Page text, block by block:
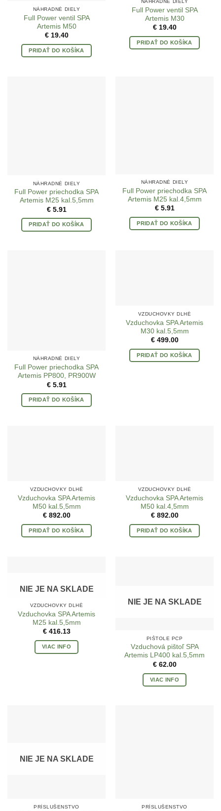
NÁHRADNÉ DIELY
Full Power ventil SPA
Artemis M50
€19.40
PRIDAŤ DO KOŠÍKA
NÁHRADNÉ DIELY
Full Power ventil SPA
Artemis M30
€19.40
PRIDAŤ DO KOŠÍKA
NÁHRADNÉ DIELY
Full Power priechodka SPA
Artemis M25 kal.5,5mm
€5.91
PRIDAŤ DO KOŠÍKA
NÁHRADNÉ DIELY
Full Power priechodka SPA
Artemis M25 kal.4,5mm
€5.91
PRIDAŤ DO KOŠÍKA
NÁHRADNÉ DIELY
Full Power priechodka SPA
Artemis PP800, PR900W
€5.91
PRIDAŤ DO KOŠÍKA
VZDUCHOVKY DLHÉ
Vzduchovka SPA Artemis
M30 kal.5,5mm
€499.00
PRIDAŤ DO KOŠÍKA
VZDUCHOVKY DLHÉ
Vzduchovka SPA Artemis
M50 kal.5,5mm
€892.00
PRIDAŤ DO KOŠÍKA
VZDUCHOVKY DLHÉ
Vzduchovka SPA Artemis
M50 kal.4,5mm
€892.00
PRIDAŤ DO KOŠÍKA
NIE JE NA SKLADE
VZDUCHOVKY DLHÉ
Vzduchovka SPA Artemis
M25 kal.5,5mm
€416.13
VIAC INFO
NIE JE NA SKLADE
PIŠTOLE PCP
Vzduchová pištoľ SPA
Artemis LP400 kal.5,5mm
€62.00
VIAC INFO
NIE JE NA SKLADE
PRÍSLUŠENSTVO PRÍSLUŠENSTVO